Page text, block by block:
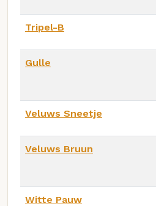
Tripel-B
Gulle
Veluws Sneetje
Veluws Bruun
Witte Pauw